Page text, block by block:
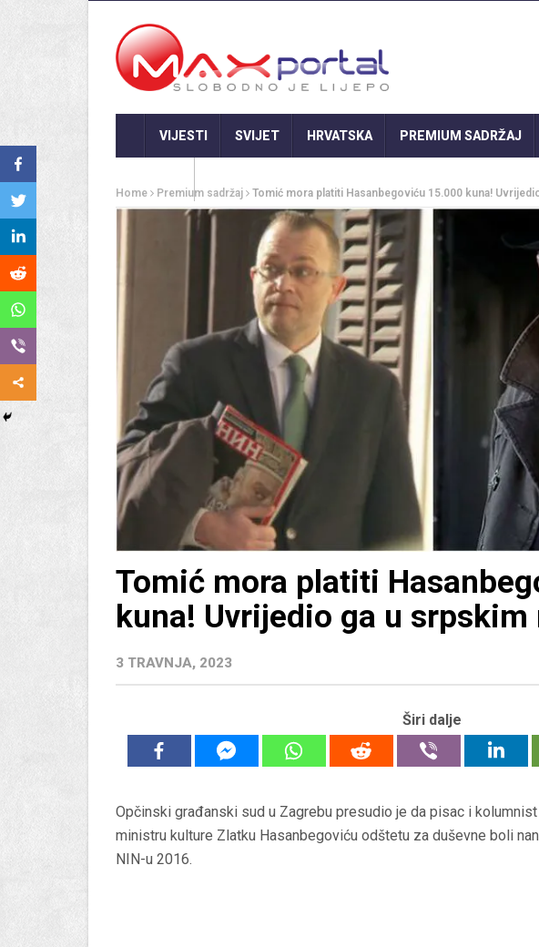
VIJESTI SVIJET HRVATSKA PREMIUM SADRŽAJ
Home Premium sadržaj Tomić mora platiti Hasanbegoviću 15.000 kuna!
Tomić mora platiti
kuna! Uvrijedio ga u srpskim
3 TRAVNJA, 2023
Širi dalje
Opčinski građanski sud u Zagrebu presudio je da pisac i
ministru kulture Zlatku Hasanbegoviću odštetu za duševne boli
NIN-u 2016.